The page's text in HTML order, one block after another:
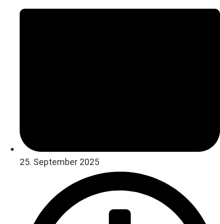
25. September 2025